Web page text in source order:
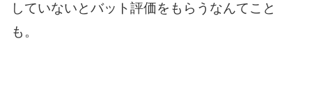
していないとバット評価をもらうなんてこと
も。